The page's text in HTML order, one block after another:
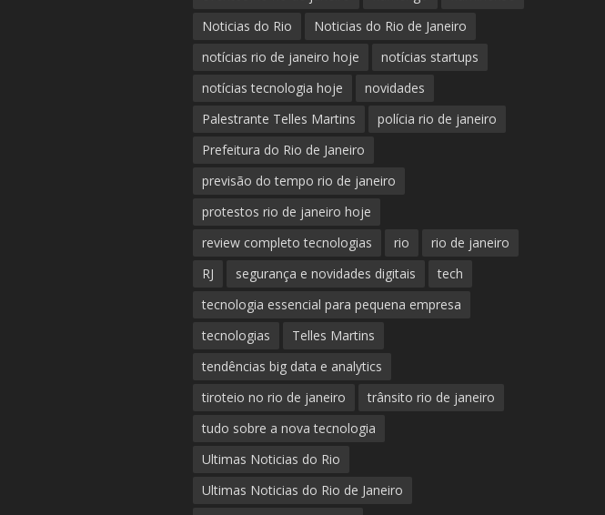
Noticias do Rio
Noticias do Rio de Janeiro
notícias rio de janeiro hoje
notícias startups
notícias tecnologia hoje
novidades
Palestrante Telles Martins
polícia rio de janeiro
Prefeitura do Rio de Janeiro
previsão do tempo rio de janeiro
protestos rio de janeiro hoje
review completo tecnologias
rio
rio de janeiro
RJ
segurança e novidades digitais
tech
tecnologia essencial para pequena empresa
tecnologias
Telles Martins
tendências big data e analytics
tiroteio no rio de janeiro
trânsito rio de janeiro
tudo sobre a nova tecnologia
Ultimas Noticias do Rio
Ultimas Noticias do Rio de Janeiro